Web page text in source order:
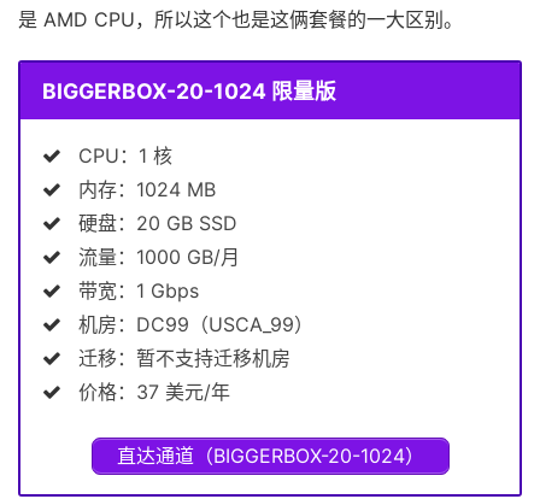
是 AMD CPU，所以这个也是这俩套餐的一大区别。
BIGGERBOX-20-1024 限量版
CPU：1 核
内存：1024 MB
硬盘：20 GB SSD
流量：1000 GB/月
带宽：1 Gbps
机房：DC99（USCA_99）
迁移：暂不支持迁移机房
价格：37 美元/年
直达通道（BIGGERBOX-20-1024）